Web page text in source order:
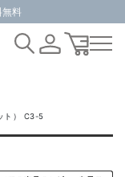
料
ト） C3-5